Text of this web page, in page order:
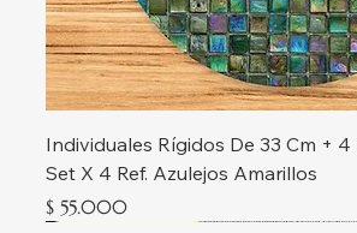
Individuales Rígidos De 33 Cm +
Set X 4 Ref. Azulejos Amarillos
Precio
$ 55.000